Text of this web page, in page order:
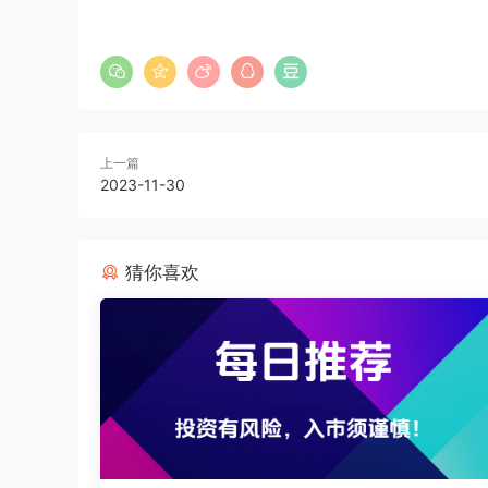
上一篇
2023-11-30
猜你喜欢